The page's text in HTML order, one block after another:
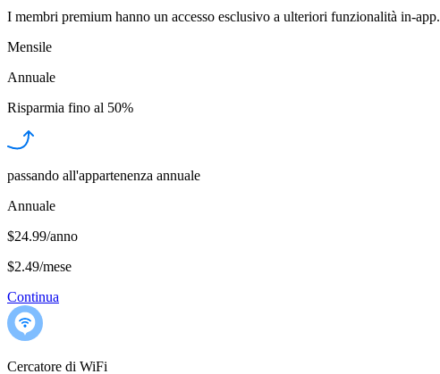
I membri premium hanno un accesso esclusivo a ulteriori funzionalità in-app.
Mensile
Annuale
Risparmia fino al 50%
passando all'appartenenza annuale
Annuale
$24.99/anno
$2.49/mese
Continua
Cercatore di WiFi